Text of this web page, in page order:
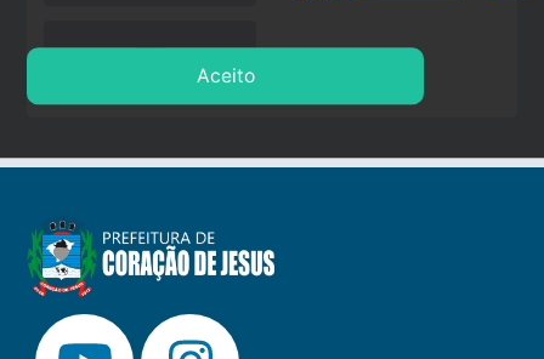
stop
Aceito